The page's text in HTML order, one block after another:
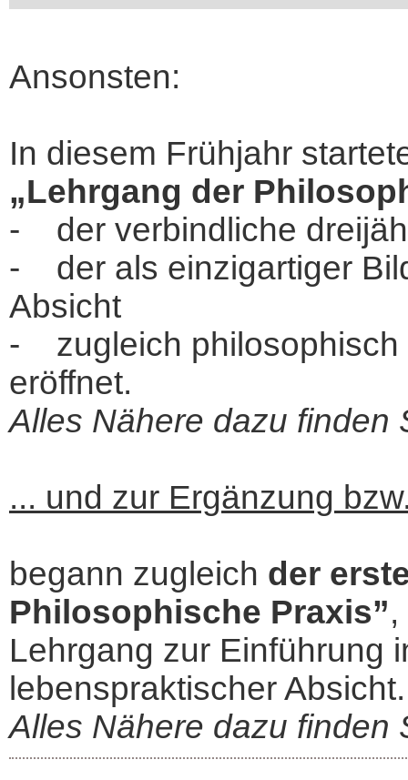
Ansonsten:
In diesem Frühjahr
„Lehrgang der
- der verbindliche
- der als einzigartiger
Absicht
- zugleich philosophisch
eröffnet.
Alles Nähere dazu finden
... und zur Ergänzung
begann zugleich der
Philosophische Praxis”
Lehrgang zur Einführung
lebenspraktischer Absicht.
Alles Nähere dazu finden